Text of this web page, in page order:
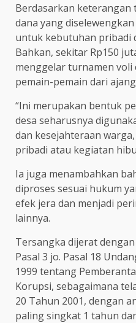
Berdasarkan keterangan
dana yang
untuk kebutuhan pribadi
Bahkan, sekitar Rp150
menggelar turnamen voli
pemain-pemain dari
“Ini merupakan bentuk
desa seharusnya
dan kesejahteraan
pribadi atau kegiatan
Ia juga menambahkan
diproses sesuai hukum
efek jera dan menjadi
lainnya.
Tersangka dijerat
Pasal 3 jo. Pasal 18
1999 tentang
Korupsi, sebagaimana
20 Tahun 2001, dengan
paling singkat 1 tahun